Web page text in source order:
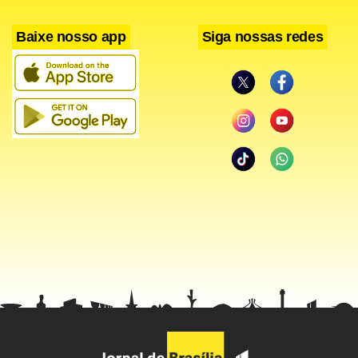
Baixe nosso app Siga nossas redes